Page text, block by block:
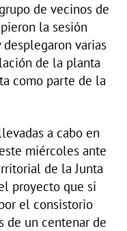
de vecinos de
la sesión
varias
de la planta
como parte de la
a cabo en
miércoles ante
de la Junta
proyecto que si
el consistorio
de un centenar de